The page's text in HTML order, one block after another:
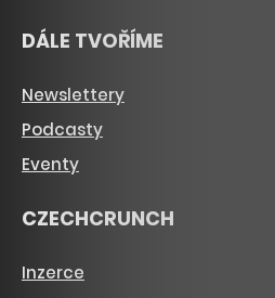
DÁLE TVOŘÍME
Newslettery
Podcasty
Eventy
CZECHCRUNCH
Inzerce